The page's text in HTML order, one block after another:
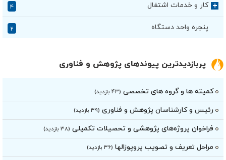
+ کار و خدمات اشتغال ۴
پنجره واحد دستگاه ۲
پربازدیدترین پیوندهای پژوهش و فناوری
کمیته ها و گروه های تخصصی (۴۳ بازدید)
رئیس و کارشناسان پژوهش و فناوری (۳۹ بازدید)
فراخوان پروژه‌های پژوهشی و تحصیلات تکمیلی (۳۸ بازدید)
مراحل تعریف و تصویب پروپوزالها (۳۶ بازدید)